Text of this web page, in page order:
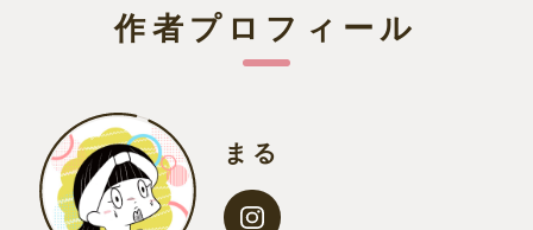
作者プロフィール
まる